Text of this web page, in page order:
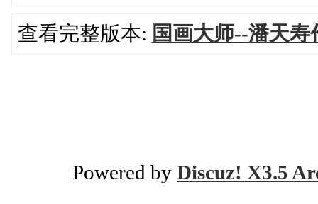
查看完整版本: 国画大师--潘天寿
Powered by Discuz! X3.5